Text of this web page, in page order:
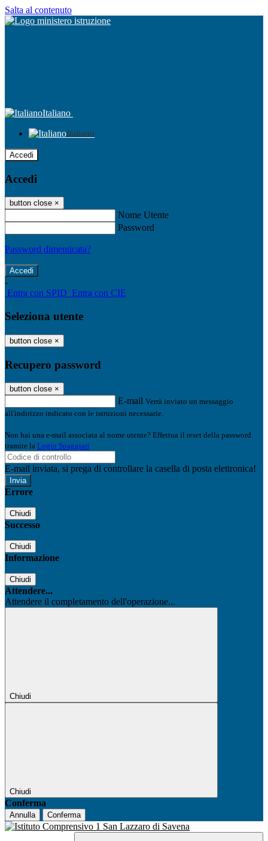
Salta al contenuto
Italiano
Italiano
Accedi
Accedi
button close ×
Nome Utente
Password
Password dimenticata?
-
Entra con SPID Entra con CIE
Seleziona utente
button close ×
Recupero password
button close ×
E-mail Verrà inviato un messaggio
all'indirizzo indicato con le istruzioni necessarie.
Non hai una e-mail associata al nome utente? Effettua il reset della password
tramite la Login Spaggiari
E-mail inviata, si prega di controllare la casella di posta elettronica!
Errore
Chiudi
Successo
Chiudi
Informazione
Chiudi
Attendere...
Attendere il completamento dell'operazione...
Chiudi
Chiudi
Conferma
Annulla Conferma